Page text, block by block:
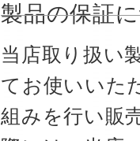
製品の保証
当店取り扱い
てお使いいた
組みを行い販